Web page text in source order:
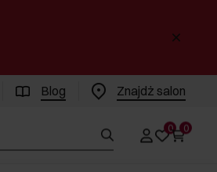
Blog Znajdż salon
0 0